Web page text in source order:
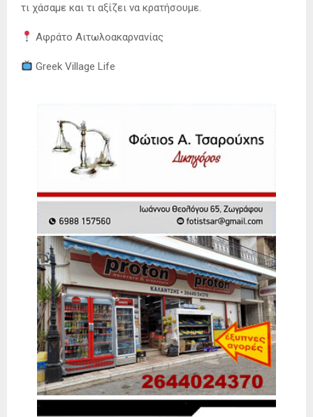
τι χάσαμε και τι αξίζει να κρατήσουμε.
Αφράτο Αιτωλοακαρνανίας
Greek Village Life